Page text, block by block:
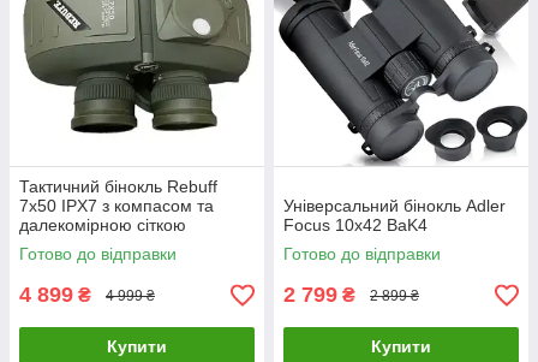
Тактичний бінокль Rebuff
7x50 IPX7 з компасом та
далекомірною сіткою
(Зелений)
Готово до відправки
4 899 ₴ 4 999 ₴
Купити
Універсальний бінокль Adler
Focus 10х42 BaK4
Готово до відправки
2 799 ₴ 2 899 ₴
Купити